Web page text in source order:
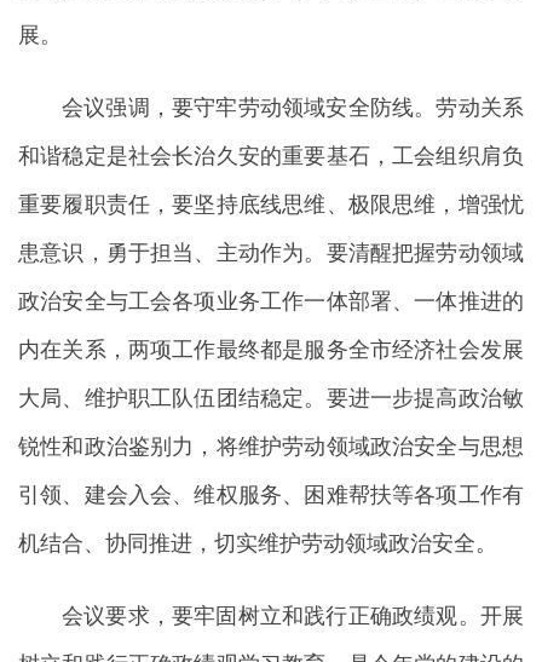
展。
会议强调，要守牢劳动领域安全防线。劳动关系
和谐稳定是社会长治久安的重要基石，工会组织肩负
重要履职责任，要坚持底线思维、极限思维，增强忧
患意识，勇于担当、主动作为。要清醒把握劳动领域
政治安全与工会各项业务工作一体部署、一体推进的
内在关系，两项工作最终都是服务全市经济社会发展
大局、维护职工队伍团结稳定。要进一步提高政治敏
锐性和政治鉴别力，将维护劳动领域政治安全与思想
引领、建会入会、维权服务、困难帮扶等各项工作有
机结合、协同推进，切实维护劳动领域政治安全。
会议要求，要牢固树立和践行正确政绩观。开展